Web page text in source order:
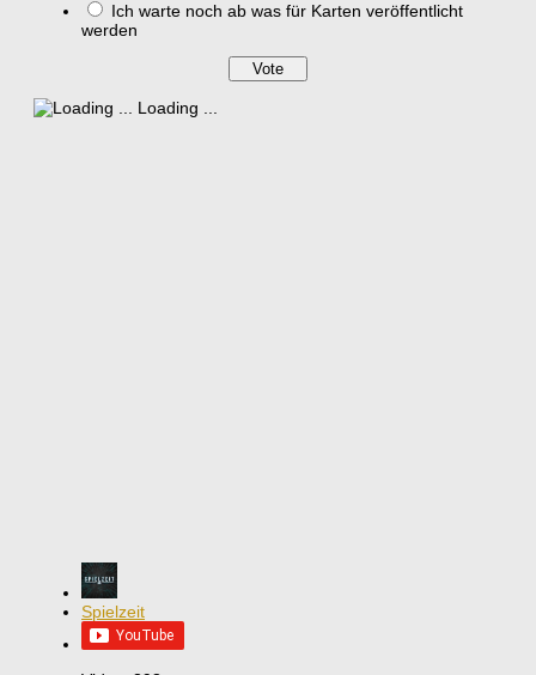
Ich warte noch ab was für Karten veröffentlicht
werden
Loading ...
Spielzeit